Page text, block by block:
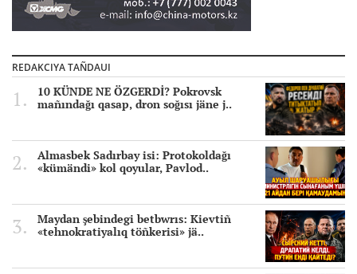
REDAKCIYA TAÑDAUI
10 KÜNDE NE ÖZGERDİ? Pokrovsk
mañındağı qasap, dron soğısı jäne j..
Almasbek Sadırbay isi: Protokoldağı
«kümändi» kol qoyular, Pavlod..
Maydan şebindegi betbwrıs: Kievtiñ
«tehnokratiyalıq töñkerisi» jä..